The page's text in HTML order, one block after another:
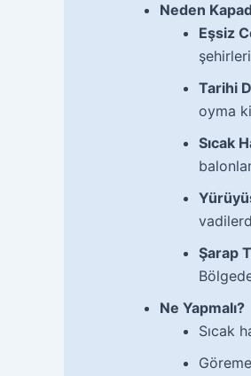
Neden
Eşsiz
Tarihi
oyma
Sıcak
Şarap
Ne Yapmalı?
Sıcak